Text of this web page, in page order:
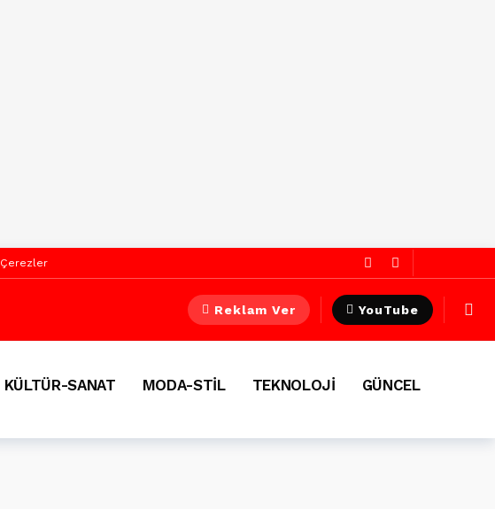
Çerezler
Reklam Ver YouTube
KÜLTÜR-SANAT MODA-STİL TEKNOLOJİ
GÜNCEL